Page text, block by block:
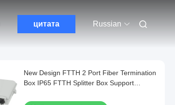
цитата Russian
New Design FTTH 2 Port Fiber Termination
Box IP65 FTTH Splitter Box Support